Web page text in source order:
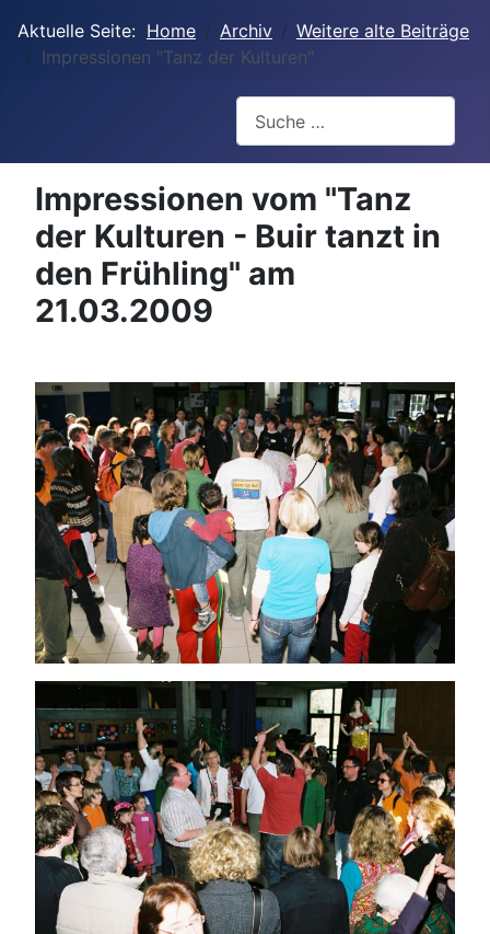
Aktuelle Seite: Home Archiv
Weitere alte Beiträge
Impressionen "Tanz der Kulturen"
Impressionen vom "Tanz
der Kulturen - Buir tanzt in
den Frühling" am
21.03.2009